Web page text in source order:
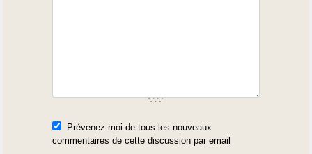
Prévenez-moi de tous les nouveaux
commentaires de cette discussion par email